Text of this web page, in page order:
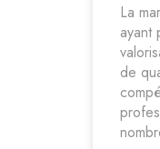
La
ayant
de